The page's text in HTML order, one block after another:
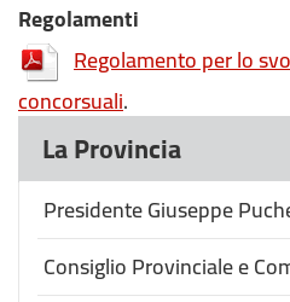
Regolamenti
Regolamento per lo
concorsuali.
La Provincia
Presidente Giuseppe
Consiglio Provinciale e